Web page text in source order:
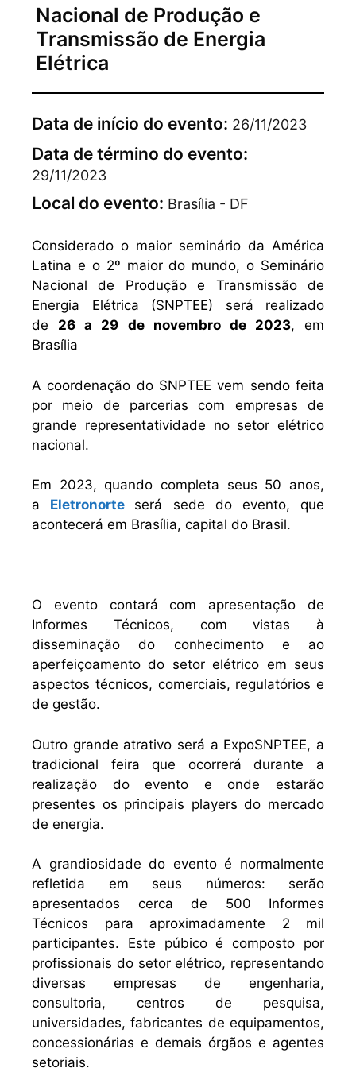
Nacional de Produção e
Transmissão de Energia
Elétrica
Data de início do evento: 26/11/2023
Data de término do evento:
29/11/2023
Local do evento: Brasília - DF
Considerado o maior seminário da América
Latina e o 2º maior do mundo, o Seminário
Nacional de Produção e Transmissão de
Energia Elétrica (SNPTEE) será realizado
de 26 a 29 de novembro de 2023, em
Brasília
A coordenação do SNPTEE vem sendo feita
por meio de parcerias com empresas de
grande representatividade no setor elétrico
nacional.
Em 2023, quando completa seus 50 anos,
a Eletronorte
será sede do evento, que
acontecerá em Brasília, capital do Brasil.
O evento contará com apresentação de
Informes Técnicos, com vistas à
disseminação do conhecimento e ao
aperfeiçoamento do setor elétrico em seus
aspectos técnicos, comerciais, regulatórios e
de gestão.
Outro grande atrativo será a ExpoSNPTEE, a
tradicional feira que ocorrerá durante a
realização do evento e onde estarão
presentes os principais players do mercado
de energia.
A grandiosidade do evento é normalmente
refletida em seus números: serão
apresentados cerca de 500 Informes
Técnicos para aproximadamente 2 mil
participantes. Este púbico é composto por
profissionais do setor elétrico, representando
diversas empresas de engenharia,
consultoria, centros de pesquisa,
universidades, fabricantes de equipamentos,
concessionárias e demais órgãos e agentes
setoriais.